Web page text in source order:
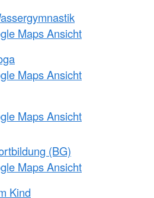
Maps Ansicht
Maps Ansicht
Maps Ansicht
(BG)
Maps Ansicht
Kind